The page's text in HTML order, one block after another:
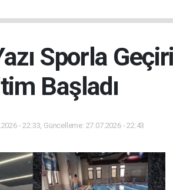
Sporla
Başladı
- 22:33, Güncelleme: 27.07.2026 - 22:43